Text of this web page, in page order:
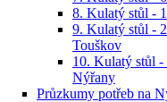
8. Kulatý stůl -
9. Kulatý stůl -
Touškov
10. Kulatý stůl
Nýřany
Průzkumy potřeb na